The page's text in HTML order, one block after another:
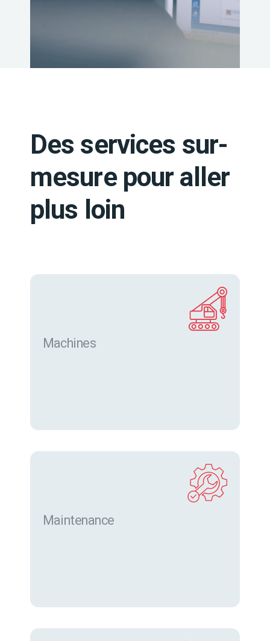
Des services sur-
mesure pour aller
plus loin
Machines
Maintenance